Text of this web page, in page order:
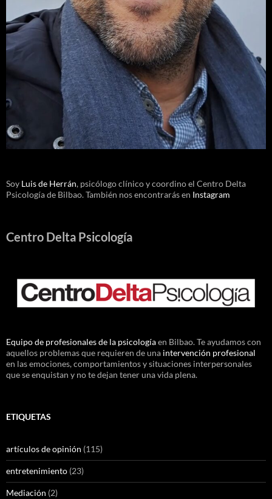
Soy Luis de Herrán, psicólogo clínico y coordino el Centro Delta
Psicología de Bilbao. También nos encontrarás en Instagram
Centro Delta Psicología
Equipo de profesionales de la psicologíaen Bilbao. Te ayudamos con
aquellos problemas que requieren de una intervención profesional
en las emociones, comportamientos y situaciones interpersonales
que se enquistan y no te dejan tener una vida plena.
ETIQUETAS
artículos de opinión (115)
entretenimiento (23)
Mediación (2)